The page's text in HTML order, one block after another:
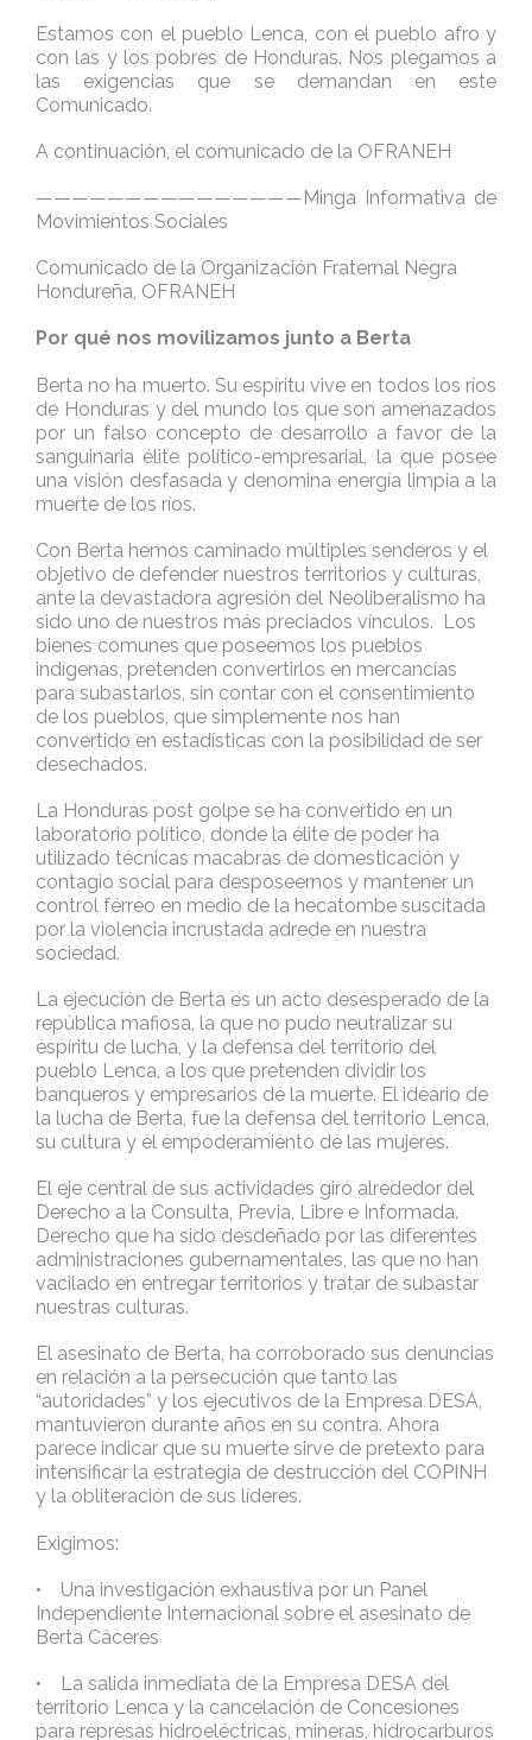
Estamos con el pueblo Lenca, con el pueblo afro y
con las y los pobres de Honduras. Nos plegamos a
las exigencias que se demandan en este
Comunicado.
A continuación, el comunicado de la OFRANEH
———————————————Minga Informativa de
Movimientos Sociales
Comunicado de la Organización Fraternal Negra
Hondureña, OFRANEH
Por qué nos movilizamos junto a Berta
Berta no ha muerto. Su espíritu vive en todos los ríos
de Honduras y del mundo los que son amenazados
por un falso concepto de desarrollo a favor de la
sanguinaria élite político-empresarial, la que posee
una visión desfasada y denomina energía limpia a la
muerte de los ríos.
Con Berta hemos caminado múltiples senderos y el
objetivo de defender nuestros territorios y culturas,
ante la devastadora agresión del Neoliberalismo ha
sido uno de nuestros más preciados vínculos. Los
bienes comunes que poseemos los pueblos
indígenas, pretenden convertirlos en mercancías
para subastarlos, sin contar con el consentimiento
de los pueblos, que simplemente nos han
convertido en estadísticas con la posibilidad de ser
desechados.
La Honduras post golpe se ha convertido en un
laboratorio político, donde la élite de poder ha
utilizado técnicas macabras de domesticación y
contagio social para desposeernos y mantener un
control férreo en medio de la hecatombe suscitada
por la violencia incrustada adrede en nuestra
sociedad.
La ejecución de Berta es un acto desesperado de la
república mafiosa, la que no pudo neutralizar su
espíritu de lucha, y la defensa del territorio del
pueblo Lenca, a los que pretenden dividir los
banqueros y empresarios de la muerte. El ideario de
la lucha de Berta, fue la defensa del territorio Lenca,
su cultura y el empoderamiento de las mujeres.
El eje central de sus actividades giró alrededor del
Derecho a la Consulta, Previa, Libre e Informada.
Derecho que ha sido desdeñado por las diferentes
administraciones gubernamentales, las que no han
vacilado en entregar territorios y tratar de subastar
nuestras culturas.
El asesinato de Berta, ha corroborado sus denuncias
en relación a la persecución que tanto las
“autoridades” y los ejecutivos de la Empresa DESA,
mantuvieron durante años en su contra. Ahora
parece indicar que su muerte sirve de pretexto para
intensificar la estrategia de destrucción del COPINH
y la obliteración de sus líderes.
Exigimos:
• Una investigación exhaustiva por un Panel
Independiente Internacional sobre el asesinato de
Berta Cáceres
• La salida inmediata de la Empresa DESA del
territorio Lenca y la cancelación de Concesiones
para represas hidroeléctricas, mineras, hidrocarburos